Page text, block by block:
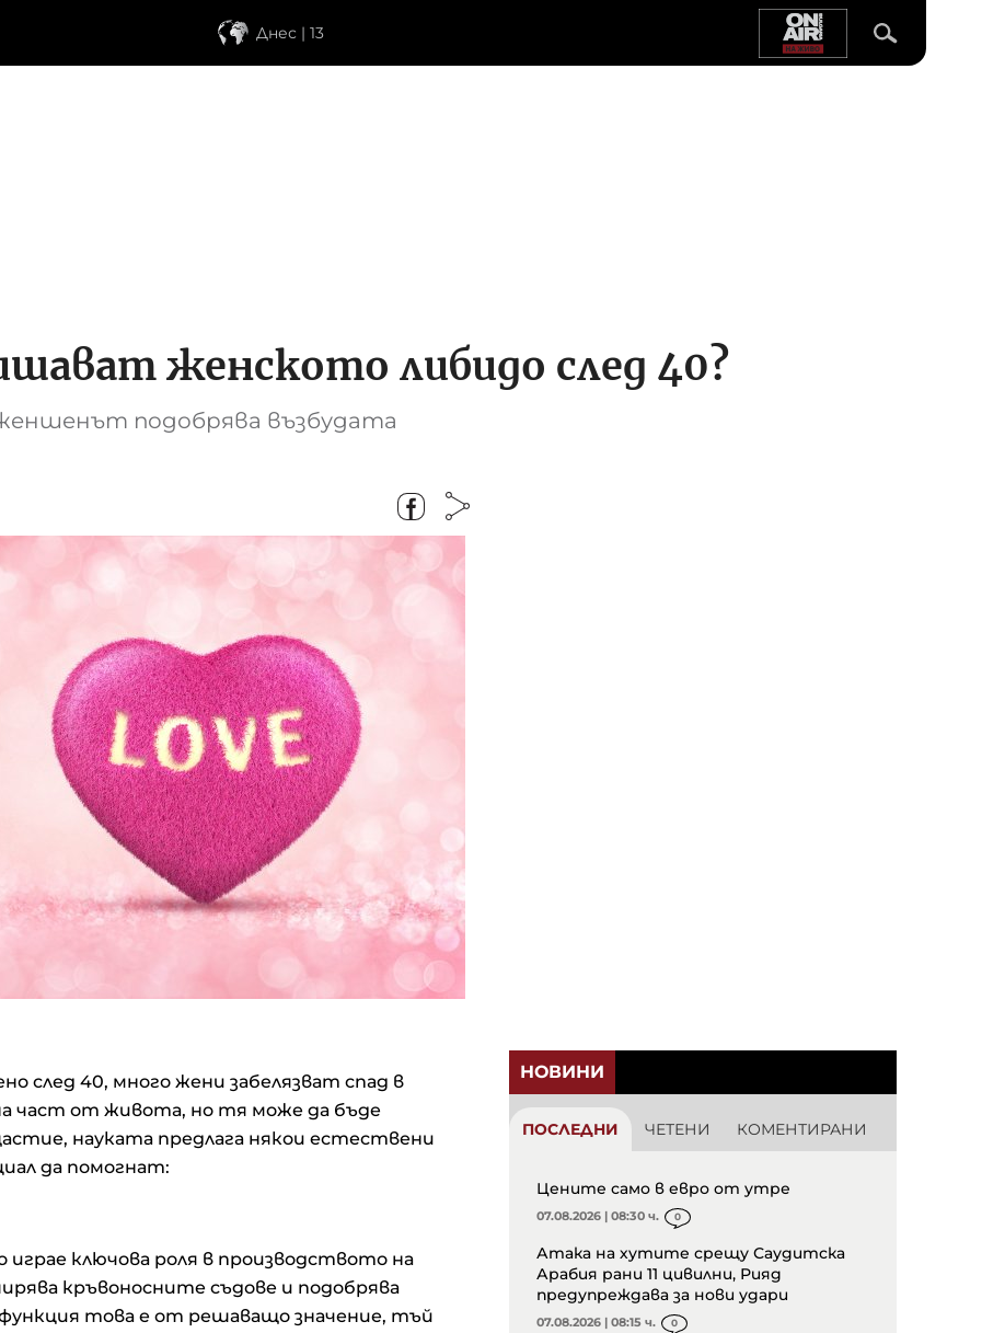
Днес | 13
женското либидо след 40?
подобрява възбудата
след 40, много жени забелязват спад в
част от живота, но тя може да бъде
науката предлага някои естествени
да помогнат:
ключова роля в производството на
кръвоносните съдове и подобрява
това е от решаващо значение, тъй
НОВИНИ
ПОСЛЕДНИ ЧЕТЕНИ КОМЕНТИРАНИ
Цените само в евро от утре
07.08.2026 | 08:30 ч. 0
Атака на хутите срещу Саудитска
Арабия рани 11 цивилни, Рияд
предупреждава за нови удари
07.08.2026 | 08:15 ч. 0